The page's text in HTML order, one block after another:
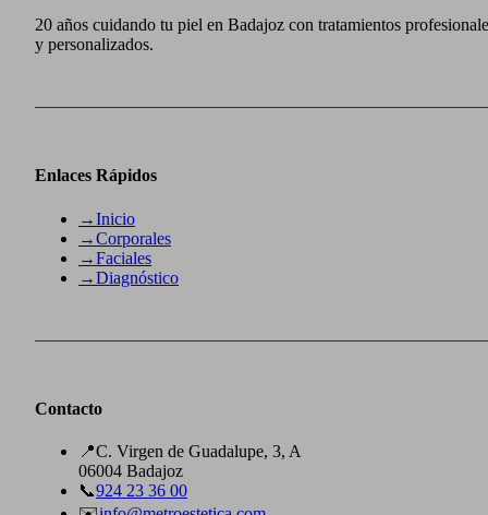
20 años cuidando tu piel en Badajoz con tratamientos
y personalizados.
Enlaces Rápidos
→Inicio
→Corporales
→Faciales
→Diagnóstico
Contacto
📍C. Virgen de Guadalupe, 3, A
06004 Badajoz
📞924 23 36 00